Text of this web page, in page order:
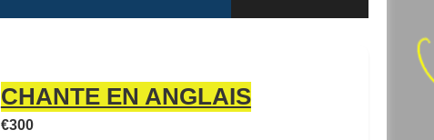
CHANTE EN ANGLAIS
€300